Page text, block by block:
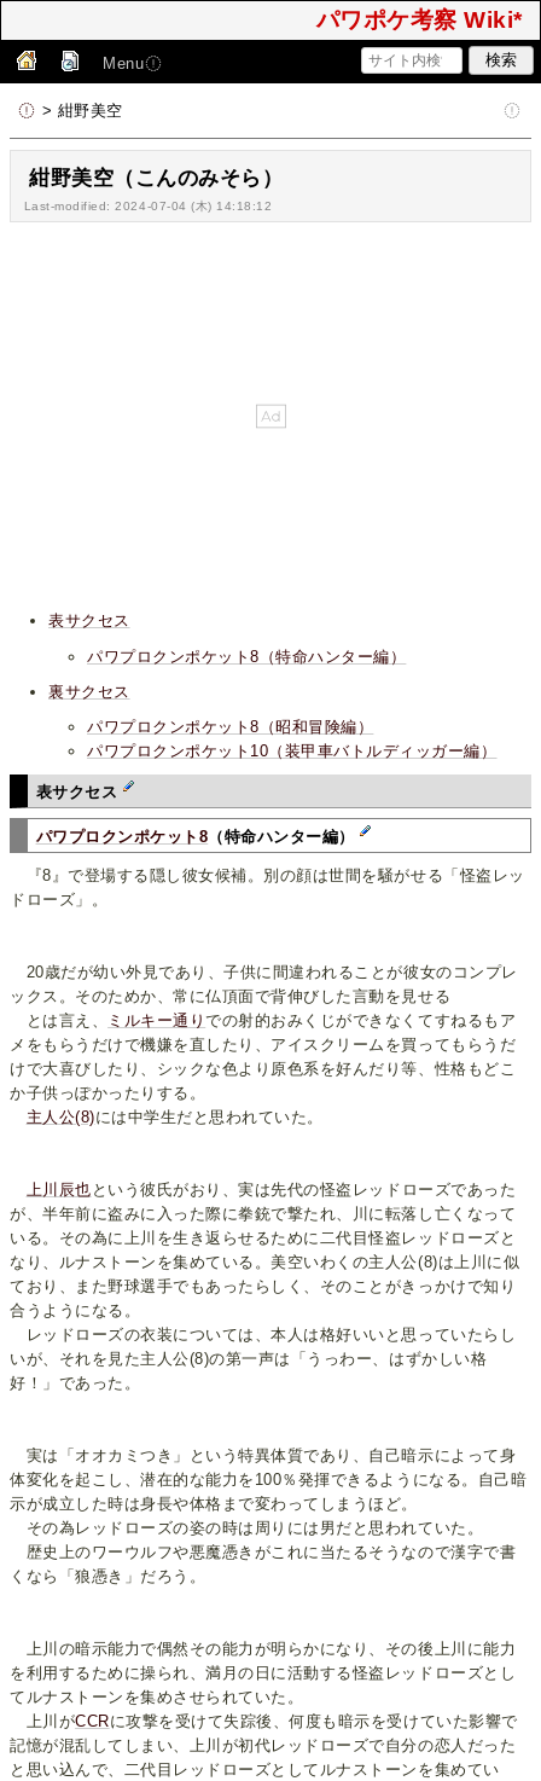
パワポケ考察 Wiki*
Menu
> 紺野美空
紺野美空（こんのみそら）
Last-modified: 2024-07-04 (木) 14:18:12
表サクセス
パワプロクンポケット8（特命ハンター編）
裏サクセス
パワプロクンポケット8（昭和冒険編）
パワプロクンポケット10（装甲車バトルディッガー編）
表サクセス
パワプロクンポケット8 （特命ハンター編）
『8』で登場する隠し彼女候補。別の顔は世間を騒がせる「怪盗レッ
ドローズ」。
20歳だが幼い外見であり、子供に間違われることが彼女のコンプレ
ックス。そのためか、常に仏頂面で背伸びした言動を見せる
とは言え、
ミルキー通りでの射的おみくじができなくてすねるもア
メをもらうだけで機嫌を直したり、アイスクリームを買ってもらうだ
けで大喜びしたり、シックな色より原色系を好んだり等、性格もどこ
か子供っぽかったりする。
主人公(8)には中学生だと思われていた。
上川辰也 という彼氏がおり、実は先代の怪盗レッドローズであった
が、半年前に盗みに入った際に拳銃で撃たれ、川に転落し亡くなって
いる。その為に上川を生き返らせるために二代目怪盗レッドローズと
なり、ルナストーンを集めている。美空いわくの主人公(8)は上川に似
ており、また野球選手でもあったらしく、そのことがきっかけで知り
合うようになる。
レッドローズの衣装については、本人は格好いいと思っていたらし
いが、それを見た主人公(8)の第一声は「うっわー、はずかしい格
好！」であった。
実は「オオカミつき」という特異体質であり、自己暗示によって身
体変化を起こし、潜在的な能力を100％発揮できるようになる。自己暗
示が成立した時は身長や体格まで変わってしまうほど。
その為レッドローズの姿の時は周りには男だと思われていた。
歴史上のワーウルフや悪魔憑きがこれに当たるそうなので漢字で書
くなら「狼憑き」だろう。
上川の暗示能力で偶然その能力が明らかになり、その後上川に能力
を利用するために操られ、満月の日に活動する怪盗レッドローズとし
てルナストーンを集めさせられていた。
上川がCCRに攻撃を受けて失踪後、何度も暗示を受けていた影響で
記憶が混乱してしまい、上川が初代レッドローズで自分の恋人だった
と思い込んで、二代目レッドローズとしてルナストーンを集めてい